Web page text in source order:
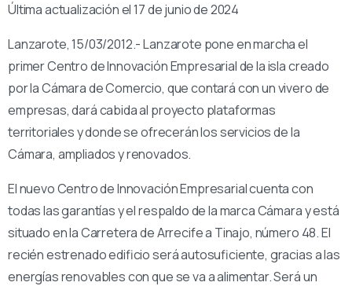
Última actualización el 17 de junio de 2024
Lanzarote, 15/03/2012.- Lanzarote pone en marcha el
primer Centro de Innovación Empresarial de la isla creado
por la Cámara de Comercio, que contará con un vivero de
empresas, dará cabida al proyecto plataformas
territoriales y donde se ofrecerán los servicios de la
Cámara, ampliados y renovados.
El nuevo Centro de Innovación Empresarial cuenta con
todas las garantías y el respaldo de la marca Cámara y está
situado en la Carretera de Arrecife a Tinajo, número 48. El
recién estrenado edificio será autosuficiente, gracias a las
energías renovables con que se va a alimentar. Será un